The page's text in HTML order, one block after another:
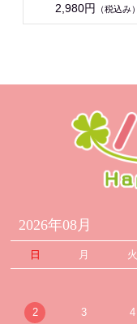
2,980円
（税込み）
2026年08月
日 月 火
2 3 4